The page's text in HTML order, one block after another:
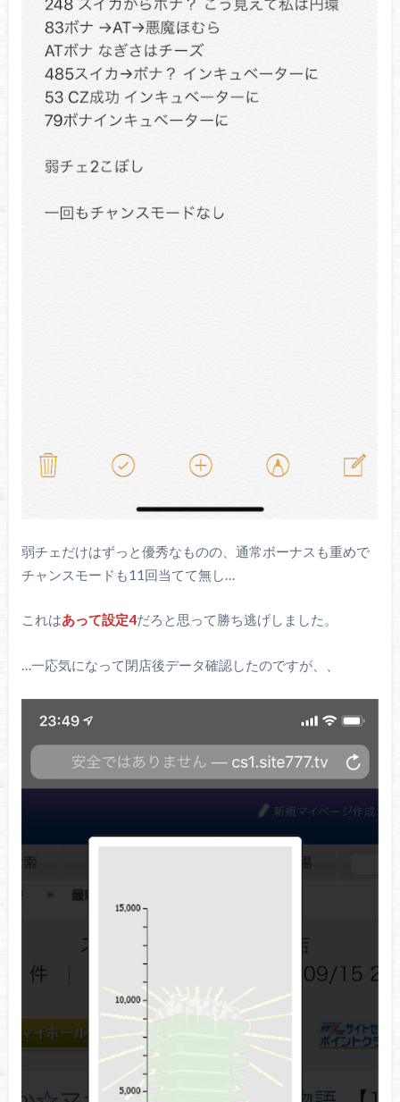
弱チェだけはずっと優秀なものの、通常ボーナスも重めで
チャンスモードも11回当てて無し…
これはあって設定4だろと思って勝ち逃げしました。
…一応気になって閉店後データ確認したのですが、、